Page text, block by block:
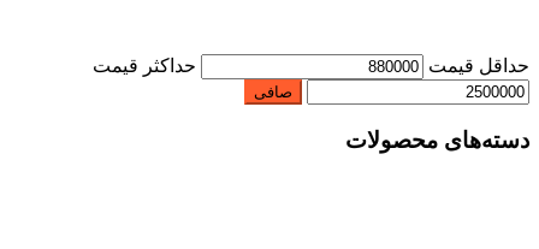
حداقل قیمت حداكثر قيمت
صافی
دسته‌های محصولات